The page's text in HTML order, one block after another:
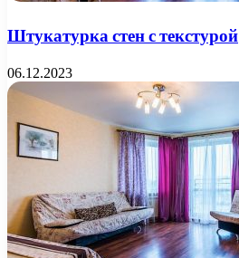
Штукатурка стен с текстурой
06.12.2023